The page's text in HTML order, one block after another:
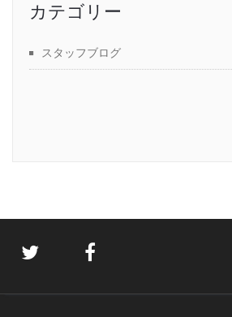
カテゴリー
スタッフブログ